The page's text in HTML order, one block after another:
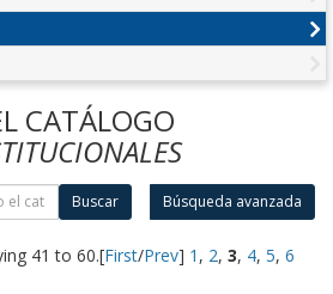
CATÁLOGO
Buscar Búsqueda avanzada
41 to 60.[First/Prev] 1 , 2, 3, 4, 5, 6